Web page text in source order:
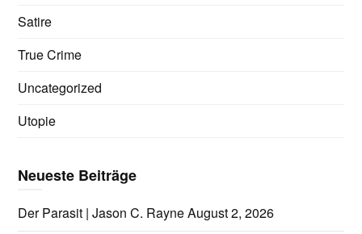
Satire
True Crime
Uncategorized
Utopie
Neueste Beiträge
Der Parasit | Jason C. RayneAugust 2, 2026